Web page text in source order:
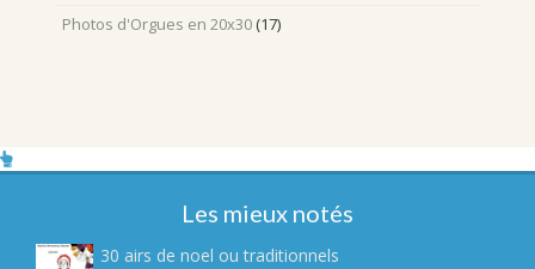
Photos d'Orgues en 20x30 (17)
Les mieux notés
30 airs de noel ou traditionnels